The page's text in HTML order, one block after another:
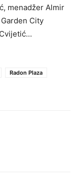
menadžer Almir
City
Radon Plaza